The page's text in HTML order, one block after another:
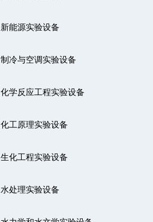
新能源实验设备
制冷与空调实验设备
化学反应工程实验设备
化工原理实验设备
生化工程实验设备
水处理实验设备